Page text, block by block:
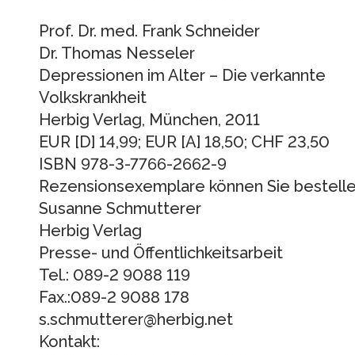
Prof. Dr. med. Frank Schneider
Dr. Thomas Nesseler
Depressionen im Alter – Die verkannte
Volkskrankheit
Herbig Verlag, München, 2011
EUR [D] 14,99; EUR [A] 18,50; CHF 23,50
ISBN 978-3-7766-2662-9
Rezensionsexemplare können Sie
Susanne Schmutterer
Herbig Verlag
Presse- und Öffentlichkeitsarbeit
Tel.: 089-2 9088 119
Fax.:089-2 9088 178
s.schmutterer@herbig.net
Kontakt: